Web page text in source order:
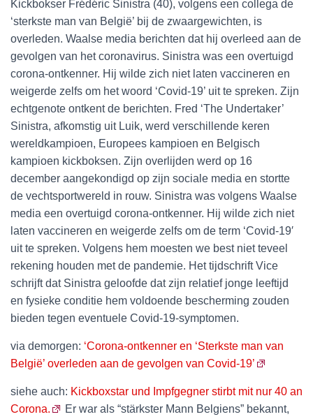
Kickbokser Frédéric Sinistra (40), volgens een collega de
‘sterkste man van België’ bij de zwaargewichten, is
overleden. Waalse media berichten dat hij overleed aan de
gevolgen van het coronavirus. Sinistra was een overtuigd
corona-ontkenner. Hij wilde zich niet laten vaccineren en
weigerde zelfs om het woord ‘Covid-19’ uit te spreken. Zijn
echtgenote ontkent de berichten. Fred ‘The Undertaker’
Sinistra, afkomstig uit Luik, werd verschillende keren
wereldkampioen, Europees kampioen en Belgisch
kampioen kickboksen. Zijn overlijden werd op 16
december aangekondigd op zijn sociale media en stortte
de vechtsportwereld in rouw. Sinistra was volgens Waalse
media een overtuigd corona-ontkenner. Hij wilde zich niet
laten vaccineren en weigerde zelfs om de term ‘Covid-19′
uit te spreken. Volgens hem moesten we best niet teveel
rekening houden met de pandemie. Het tijdschrift Vice
schrijft dat Sinistra geloofde dat zijn relatief jonge leeftijd
en fysieke conditie hem voldoende bescherming zouden
bieden tegen eventuele Covid-19-symptomen.
via demorgen: ‘Corona-ontkenner en ‘Sterkste man van
België’ overleden aan de gevolgen van Covid-19’
siehe auch: Kickboxstar und Impfgegner stirbt mit nur 40 an
Corona.
Er war als “stärkster Mann Belgiens” bekannt,